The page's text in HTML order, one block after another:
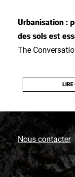
Urbanisation :
des sols est
The
Nous contacter